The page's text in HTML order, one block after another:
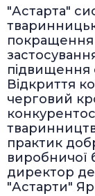
"Астарта"
покращення
підвищення
Відкриття
черговий
практик
виробничої
директор
"Астарти"